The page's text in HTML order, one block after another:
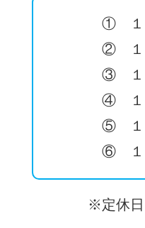
① １
② １
③ １
④ １
⑤ １
⑥ １
※定休